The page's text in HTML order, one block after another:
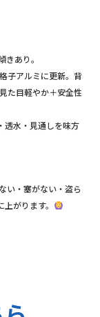
あり。
子アルミに更新。背
た目軽やか＋安全性
水・見通しを味方
い・塞がない・盗ら
がります。